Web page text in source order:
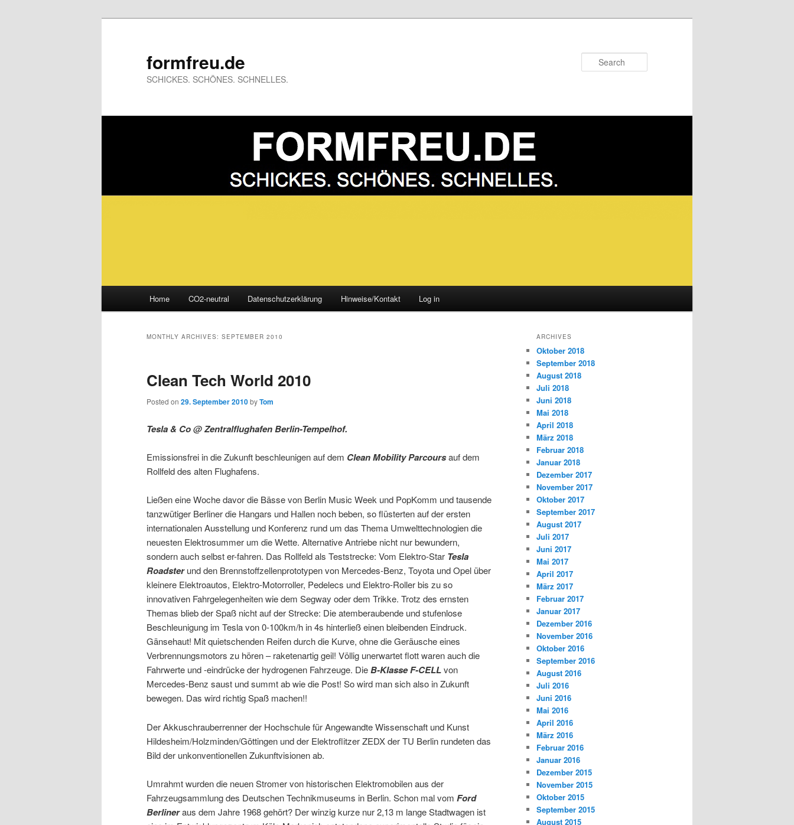
formfreu.de
SCHICKES. SCHÖNES. SCHNELLES.
Skip
content
Skip
content
Home CO2-neutral Datenschutzerklärung Hinweise/Kontakt Log in
MONTHLY ARCHIVES: SEPTEMBER 2010
Clean Tech World 2010
Posted on 29. September 2010byTom
Tesla & Co @ Zentralflughafen Berlin-Tempelhof.
Emissionsfrei in die Zukunft beschleunigen auf dem Clean Mobility Parcoursauf dem
Rollfeld des alten Flughafens.
Ließen eine Woche davor die Bässe von Berlin Music Week und PopKomm und tausende
tanzwütiger Berliner die Hangars und Hallen noch beben, so flüsterten auf der ersten
internationalen Ausstellung und Konferenz rund um das Thema Umwelttechnologien die
neuesten Elektrosummer um die Wette. Alternative Antriebe nicht nur bewundern,
sondern auch selbst er-fahren. Das Rollfeld als Teststrecke: Vom Elektro-Star Tesla
Roadsterund den Brennstoffzellenprototypen von Mercedes-Benz, Toyota und Opel über
kleinere Elektroautos, Elektro-Motorroller, Pedelecs und Elektro-Roller bis zu so
innovativen Fahrgelegenheiten wie dem Segway oder dem Trikke. Trotz des ernsten
Themas blieb der Spaß nicht auf der Strecke: Die atemberaubende und stufenlose
Beschleunigung im Tesla von 0-100km/h in 4s hinterließ einen bleibenden Eindruck.
Gänsehaut! Mit quietschenden Reifen durch die Kurve, ohne die Geräusche eines
Verbrennungsmotors zu hören – raketenartig geil! Völlig unerwartet flott waren auch die
Fahrwerte und -eindrücke der hydrogenen Fahrzeuge. DieB-Klasse F-CELLvon
Mercedes-Benz saust und summt ab wie die Post! So wird man sich also in Zukunft
bewegen. Das wird richtig Spaß machen!!
Der Akkuschrauberrenner der Hochschule für Angewandte Wissenschaft und Kunst
Hildesheim/Holzminden/Göttingen und der Elektroflitzer ZEDX der TU Berlin rundeten das
Bild der unkonventionellen Zukunftvisionen ab.
Umrahmt wurden die neuen Stromer von historischen Elektromobilen aus der
Fahrzeugsammlung des Deutschen Technikmuseums in Berlin. Schon mal vom Ford
Berlineraus dem Jahre 1968 gehört? Der winzig kurze nur 2,13 m lange Stadtwagen ist
ARCHIVES
Oktober 2018
September 2018
August 2018
Juli 2018
Juni 2018
Mai 2018
April 2018
März 2018
Februar 2018
Januar 2018
Dezember 2017
November 2017
Oktober 2017
September 2017
August 2017
Juli 2017
Juni 2017
Mai 2017
April 2017
März 2017
Februar 2017
Januar 2017
Dezember 2016
November 2016
Oktober 2016
September 2016
August 2016
Juli 2016
Juni 2016
Mai 2016
April 2016
März 2016
Februar 2016
Januar 2016
Dezember 2015
November 2015
Oktober 2015
September 2015
August 2015